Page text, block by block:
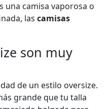
una camisa vaporosa o
las camisas
son muy
de un estilo oversize.
grande que tu talla